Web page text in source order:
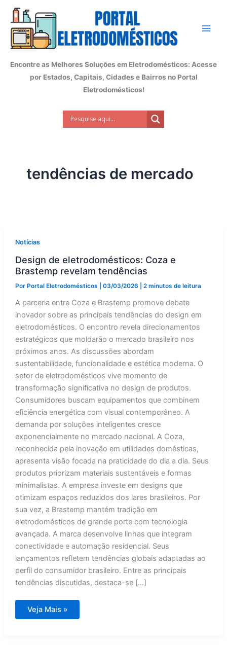
conteúdo
Encontre as Melhores Soluções em Eletrodomésticos: Acesse
por Estados, Capitais, Cidades e Bairros no Portal
Eletrodomésticos!
tendências de mercado
Notícias
Design de eletrodomésticos: Coza e
Brastemp revelam tendências
Por Portal Eletrodomésticos 03/03/2026 2 minutos de leitura
A parceria entre Coza e Brastemp promove debate
inovador sobre as principais tendências do design em
eletrodomésticos. O encontro revela direcionamentos
estratégicos que moldarão o mercado brasileiro nos
próximos anos. As discussões abordam
sustentabilidade, funcionalidade e estética moderna. O
setor de eletrodomésticos vive momento de
transformação significativa no design de produtos.
Consumidores buscam equipamentos que combinem
eficiência energética com visual contemporâneo. A
demanda por soluções inteligentes cresce
exponencialmente no mercado nacional. A Coza,
reconhecida pela inovação em utilidades domésticas,
apresenta visão focada na praticidade do dia a dia. Seus
produtos priorizam materiais sustentáveis e formas
minimalistas. A empresa investe em designs que
otimizam espaços reduzidos dos lares brasileiros. Por
sua vez, a Brastemp mantém tradição em
eletrodomésticos de grande porte com tecnologia
avançada. A marca desenvolve linhas que integram
conectividade e automação residencial. Seus
lançamentos refletem tendências globais adaptadas ao
perfil do consumidor brasileiro. Entre as principais
tendências discutidas, destaca-se […]
Design
Veja Mais »